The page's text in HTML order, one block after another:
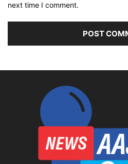
next time I comment.